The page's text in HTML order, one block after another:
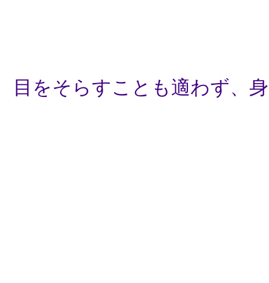
目をそらすことも適わず、